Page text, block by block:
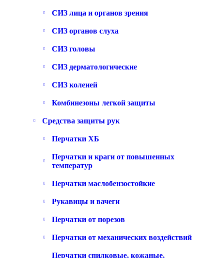
СИЗ лица и органов зрения
СИЗ органов слуха
СИЗ головы
СИЗ дерматологические
СИЗ коленей
Комбинезоны легкой защиты
Средства защиты рук
Перчатки ХБ
Перчатки и краги от повышенных
температур
Перчатки маслобензостойкие
Рукавицы и вачеги
Перчатки от порезов
Перчатки от механических воздействий
Перчатки спилковые, кожаные,